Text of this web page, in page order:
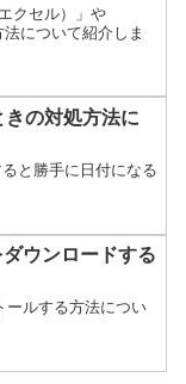
クセル）」や
について紹介しま
の対処方法に
と勝手に日付になる
ウンロードする
ールする方法につい